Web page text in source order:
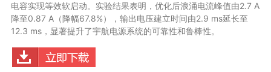
电容实现等效软启动。实验结果表明，优化后浪涌电流峰值由2.7 A
降至0.87 A（降幅67.8%），输出电压建立时间由2.9 ms延长至
12.3 ms，显著提升了宇航电源系统的可靠性和鲁棒性。